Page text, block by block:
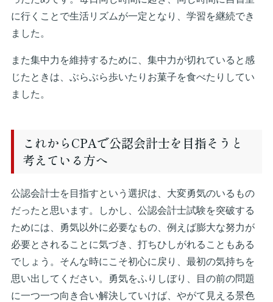
に行くことで生活リズムが一定となり、学習を継続でき
ました。
また集中力を維持するために、集中力が切れていると感
じたときは、ぶらぶら歩いたりお菓子を食べたりしてい
ました。
これからCPAで公認会計士を目指そうと
考えている方へ
公認会計士を目指すという選択は、大変勇気のいるもの
だったと思います。しかし、公認会計士試験を突破する
ためには、勇気以外に必要なもの、例えば膨大な努力が
必要とされることに気づき、打ちひしがれることもある
でしょう。そんな時にこそ初心に戻り、最初の気持ちを
思い出してください。勇気をふりしぼり、目の前の問題
に一つ一つ向き合い解決していけば、やがて見える景色